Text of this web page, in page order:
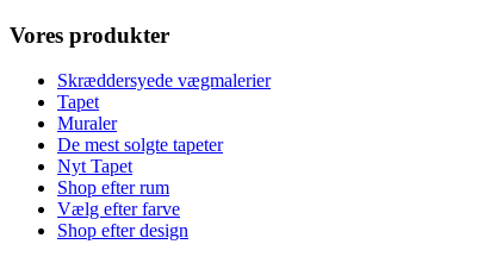
Vores produkter
Skræddersyede vægmalerier
Tapet
Muraler
De mest solgte tapeter
Nyt Tapet
Shop efter rum
Vælg efter farve
Shop efter design